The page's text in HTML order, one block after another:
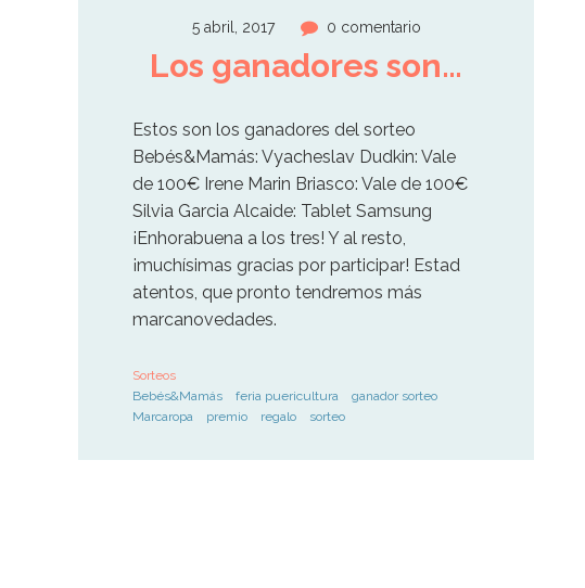
5 abril, 2017 0 comentario
Los ganadores son…
Estos son los ganadores del sorteo
Bebés&Mamás: Vyacheslav Dudkin: Vale
de 100€ Irene Marin Briasco: Vale de 100€
Silvia Garcia Alcaide: Tablet Samsung
¡Enhorabuena a los tres! Y al resto,
¡muchísimas gracias por participar! Estad
atentos, que pronto tendremos más
marcanovedades.
Sorteos
Bebés&Mamás
feria puericultura
ganador sorteo
Marcaropa
premio regalo sorteo